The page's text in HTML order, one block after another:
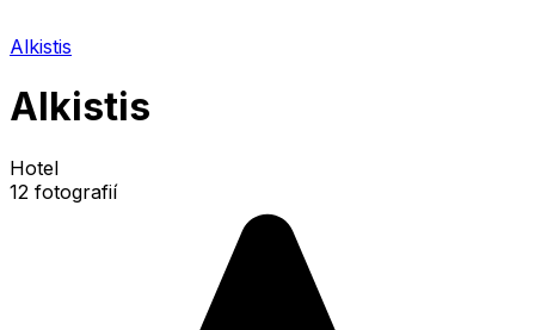
Alkistis
Alkistis
Hotel
12 fotografií